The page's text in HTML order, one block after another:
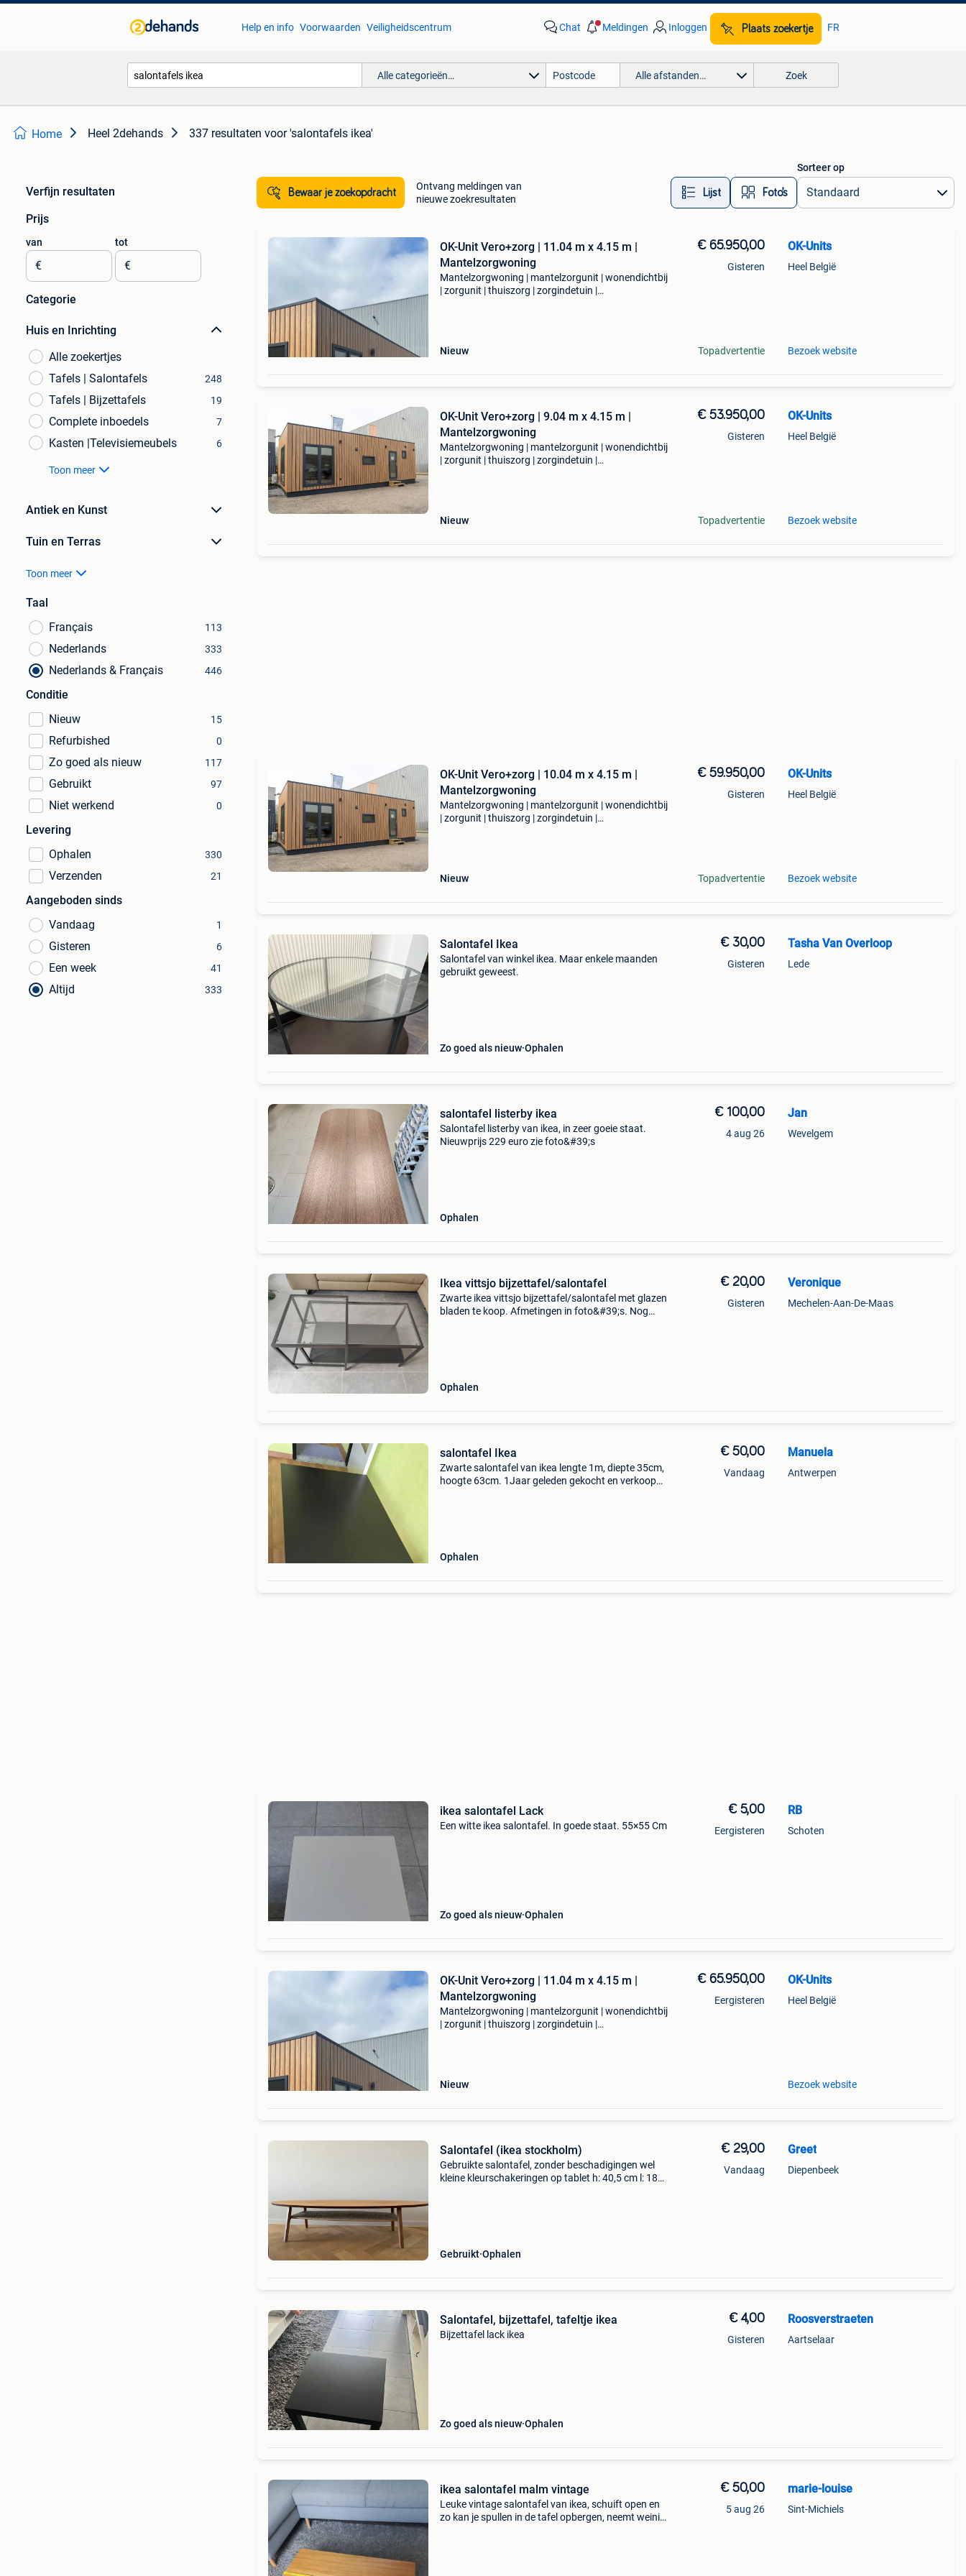
Help en info Voorwaarden Veiligheidscentrum Chat Meldingen Inloggen Plaats zoekertje FR
Alle categorieën… Alle afstanden… Zoek
Home Heel 2dehands 337 resultaten voor 'salontafels ikea'
Verfijn resultaten
Prijs
van
€
tot
€
Categorie
Huis en Inrichting
Alle zoekertjes
Tafels | Salontafels
248
Tafels | Bijzettafels 19
Complete inboedels 7
Kasten |Televisiemeubels 6
Toon meer
Antiek en Kunst
Tuin en Terras
Toon meer
Taal
Français
113
Nederlands 333
Nederlands & Français 446
Conditie
Nieuw
15
Refurbished 0
Zo goed als nieuw 117
Gebruikt 97
Niet werkend 0
Levering
Ophalen
330
Verzenden 21
Aangeboden sinds
Vandaag
1
Gisteren 6
Een week 41
Altijd 333
Bewaar je zoekopdracht
Ontvang meldingen van
nieuwe zoekresultaten
Lijst Foto’s
Sorteer op
OK-Unit Vero+zorg | 11.04 m x 4.15 m |
Mantelzorgwoning
Mantelzorgwoning | mantelzorgunit | wonendichtbij
| zorgunit | thuiszorg | zorgindetuin |
Nieuw
€ 65.950,00
Gisteren
Topadvertentie
OK-Units
Heel België
Bezoek website
OK-Unit Vero+zorg | 9.04 m x 4.15 m |
Mantelzorgwoning
Mantelzorgwoning | mantelzorgunit | wonendichtbij
| zorgunit | thuiszorg | zorgindetuin |
Nieuw
€ 53.950,00
Gisteren
Topadvertentie
OK-Units
Heel België
Bezoek website
OK-Unit Vero+zorg | 10.04 m x 4.15 m |
Mantelzorgwoning
Mantelzorgwoning | mantelzorgunit | wonendichtbij
| zorgunit | thuiszorg | zorgindetuin |
Nieuw
€ 59.950,00
Gisteren
Topadvertentie
OK-Units
Heel België
Bezoek website
Salontafel Ikea
Salontafel van winkel ikea. Maar enkele maanden
gebruikt geweest.
Zo goed als nieuw Ophalen
€ 30,00
Gisteren
Tasha Van Overloop
Lede
salontafel listerby ikea
Salontafel listerby van ikea, in zeer goeie staat.
Nieuwprijs 229 euro zie foto&#39;s
Ophalen
€ 100,00
4 aug 26
Jan
Wevelgem
Ikea vittsjo bijzettafel/salontafel
Zwarte ikea vittsjo bijzettafel/salontafel met glazen
bladen te koop. Afmetingen in foto&#39;s. Nog
Ophalen
€ 20,00
Gisteren
Veronique
Mechelen-Aan-De-Maas
salontafel Ikea
Zwarte salontafel van ikea lengte 1m, diepte 35cm,
hoogte 63cm. 1Jaar geleden gekocht en verkoop
Ophalen
€ 50,00
Vandaag
Manuela
Antwerpen
ikea salontafel Lack
Een witte ikea salontafel. In goede staat. 55×55 Cm
Zo goed als nieuw Ophalen
€ 5,00
Eergisteren
RB
Schoten
OK-Unit Vero+zorg | 11.04 m x 4.15 m |
Mantelzorgwoning
Mantelzorgwoning | mantelzorgunit | wonendichtbij
| zorgunit | thuiszorg | zorgindetuin |
Nieuw
€ 65.950,00
Eergisteren
OK-Units
Heel België
Bezoek website
Salontafel (ikea stockholm)
Gebruikte salontafel, zonder beschadigingen wel
kleine kleurschakeringen op tablet h: 40,5 cm l: 180
Gebruikt Ophalen
€ 29,00
Vandaag
Greet
Diepenbeek
Salontafel, bijzettafel, tafeltje ikea
Bijzettafel lack ikea
Zo goed als nieuw Ophalen
€ 4,00
Gisteren
Roosverstraeten
Aartselaar
ikea salontafel malm vintage
Leuke vintage salontafel van ikea, schuift open en
zo kan je spullen in de tafel opbergen, neemt weinig
€ 50,00
5 aug 26
marie-louise
Sint-Michiels